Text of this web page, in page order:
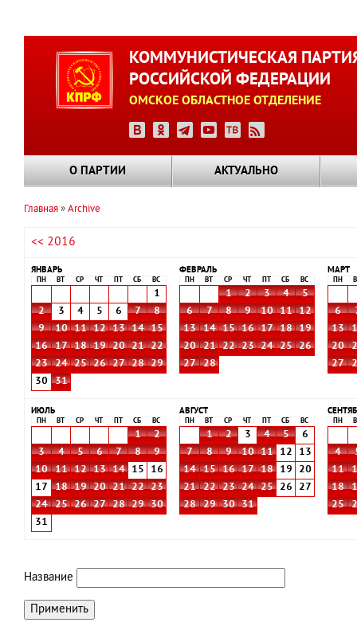
КОММУНИСТИЧЕСКАЯ
РОССИЙСКОЙ ФЕДЕРАЦИИ
ОМСКОЕ ОБЛАСТНОЕ ОТДЕЛЕНИЕ
О ПАРТИИ АКТУАЛЬНО
навигации
Главная Archive
<< 2016
ЯНВАРЬ
ПН ВТ СР ЧТ СБ ВС
1
2
3 4 5 6 7
8
9
10 11 12 13 14
15
16
17 18 19 20 21
22
23
24 25 26 27 28
29
30
31
ФЕВРАЛЬ
ПН ВТ СР ЧТ СБ ВС
1 2 3 4
5
6
7 8 9 10 11
12
13
14 15 16 17 18
19
20
21 22 23 24 25
26
27
28
МАРТ
ПН
6
13
20
27
ИЮЛЬ
ПН ВТ СР ЧТ СБ ВС
1
2
3
4 5 6 7 8
9
10
11 12 13 14 15
16
17
18 19 20 21 22
23
24
25 26 27 28 29
30
31
АВГУСТ
ПН ВТ СР ЧТ СБ ВС
1 2 3 4 5
6
7
8 9 10 11 12
13
14
15 16 17 18 19
20
21
22 23 24 25 26
27
28
29 30 31
ПН
4
11
18
25
Название